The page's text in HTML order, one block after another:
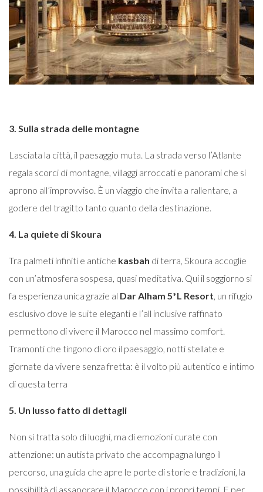
3. Sulla strada delle montagne
Lasciata la città, il paesaggio muta. La strada verso l’Atlante
regala scorci di montagne, villaggi arroccati e panorami che si
aprono all’improvviso. È un viaggio che invita a rallentare, a
godere del tragitto tanto quanto della destinazione.
4. La quiete di Skoura
Tra palmeti infiniti e antiche kasbah di terra, Skoura accoglie
con un’atmosfera sospesa, quasi meditativa. Qui il soggiorno si
fa esperienza unica grazie al Dar Alham 5*L Resort, un rifugio
esclusivo dove le suite eleganti e l’all inclusive raffinato
permettono di vivere il Marocco nel massimo comfort.
Tramonti che tingono di oro il paesaggio, notti stellate e
giornate da vivere senza fretta: è il volto più autentico e intimo
di questa terra
5. Un lusso fatto di dettagli
Non si tratta solo di luoghi, ma di emozioni curate con
attenzione: un autista privato che accompagna lungo il
percorso, una guida che apre le porte di storie e tradizioni, la
possibilità di assaporare il Marocco con i propri tempi. E per